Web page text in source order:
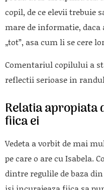
copil, de ce elevii trebuie
mare de informatie,
„tot”, asa cum li se cere
Comentariul copilului a
reflectii serioase in
Relatia apropiata
fiica ei
Vedeta a vorbit de mai
pe care o are cu Isabela.
dintre regulile de baza